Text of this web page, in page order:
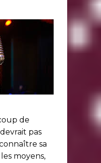
de
pas
sa
moyens,